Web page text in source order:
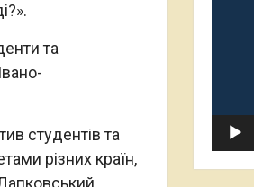
та
студентів та
різних країн,